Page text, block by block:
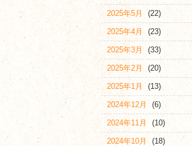
2025年5月 (22)
2025年4月 (23)
2025年3月 (33)
2025年2月 (20)
2025年1月 (13)
2024年12月 (6)
2024年11月 (10)
2024年10月 (18)